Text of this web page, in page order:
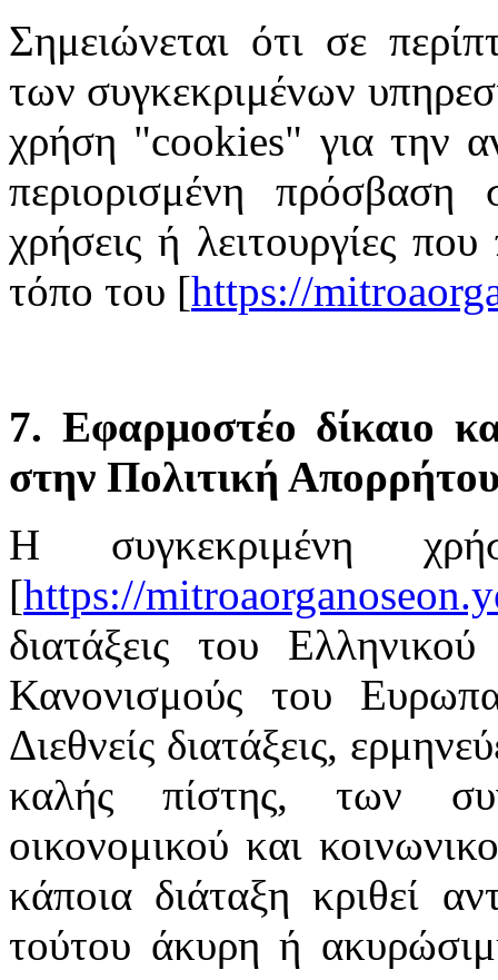
Σημειώνεται ότι σε
των συγκεκριμένων
χρήση "cookies" για την
περιορισμένη πρόσβαση
χρήσεις ή λειτουργίες
τόπο του [https://
7. Εφαρμοστέο δίκαιο
στην Πολιτική
Η συγκεκριμένη
[https://
διατάξεις του
Κανονισμούς του
Διεθνείς διατάξεις,
καλής πίστης, των
οικονομικού και
κάποια διάταξη κριθεί
τούτου άκυρη ή